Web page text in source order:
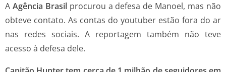
A Agência Brasilprocurou a defesa de Manoel, mas não
obteve contato. As contas do youtuber estão fora do ar
nas redes sociais. A reportagem também não teve
acesso à defesa dele.